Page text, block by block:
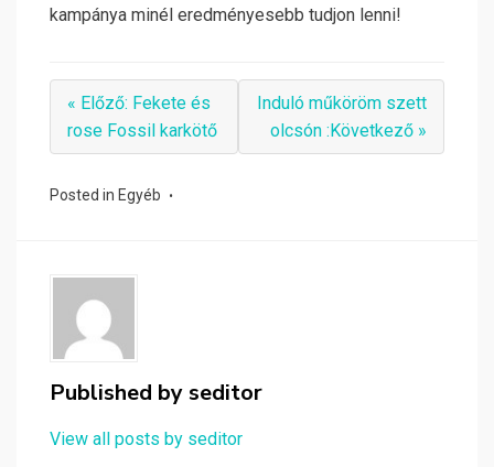
kampánya minél eredményesebb tudjon lenni!
« Előző: Fekete és
rose Fossil karkötő
Induló műköröm szett
olcsón :Következő »
Posted in Egyéb
Published byseditor
View all posts by seditor